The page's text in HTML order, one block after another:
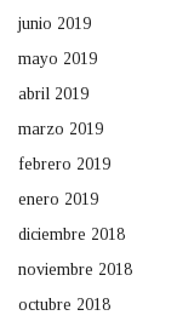
junio 2019
mayo 2019
abril 2019
marzo 2019
febrero 2019
enero 2019
diciembre 2018
noviembre 2018
octubre 2018